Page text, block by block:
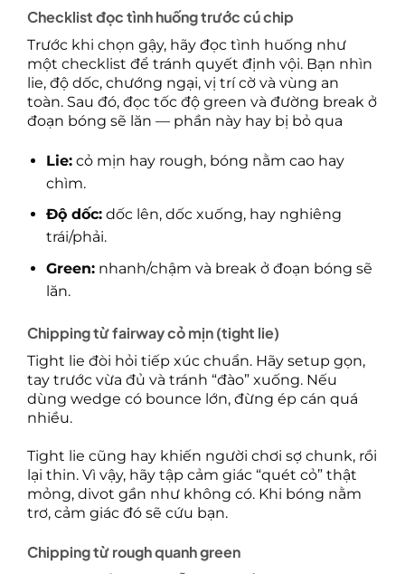
Checklist đọc tình huống trước cú chip
Trước khi chọn gậy, hãy đọc tình huống như
một checklist để tránh quyết định vội. Bạn nhìn
lie, độ dốc, chướng ngại, vị trí cờ và vùng an
toàn. Sau đó, đọc tốc độ green và đường break ở
đoạn bóng sẽ lăn — phần này hay bị bỏ qua
Lie:cỏ mịn hay rough, bóng nằm cao hay
chìm.
Độ dốc:dốc lên, dốc xuống, hay nghiêng
trái/phải.
Green:nhanh/chậm và break ở đoạn bóng sẽ
lăn.
Chipping từ fairway cỏ mịn (tight lie)
Tight lie đòi hỏi tiếp xúc chuẩn. Hãy setup gọn,
tay trước vừa đủ và tránh “đào” xuống. Nếu
dùng wedge có bounce lớn, đừng ép cán quá
nhiều.
Tight lie cũng hay khiến người chơi sợ chunk, rồi
lại thin. Vì vậy, hãy tập cảm giác “quét cỏ” thật
mỏng, divot gần như không có. Khi bóng nằm
trơ, cảm giác đó sẽ cứu bạn.
Chipping từ rough quanh green